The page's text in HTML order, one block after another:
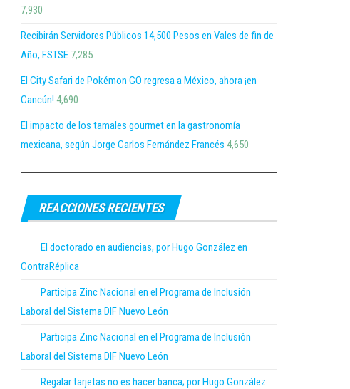
7,930
Recibirán Servidores Públicos 14,500 Pesos en Vales de fin de
Año, FSTSE 7,285
El City Safari de Pokémon GO regresa a México, ahora ¡en
Cancún! 4,690
El impacto de los tamales gourmet en la gastronomía
mexicana, según Jorge Carlos Fernández Francés 4,650
REACCIONES RECIENTES
El doctorado en audiencias, por Hugo González en
ContraRéplica
Participa Zinc Nacional en el Programa de Inclusión
Laboral del Sistema DIF Nuevo León
Participa Zinc Nacional en el Programa de Inclusión
Laboral del Sistema DIF Nuevo León
Regalar tarjetas no es hacer banca; por Hugo González